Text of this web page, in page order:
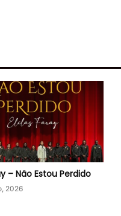
– Não Estou Perdido
2026